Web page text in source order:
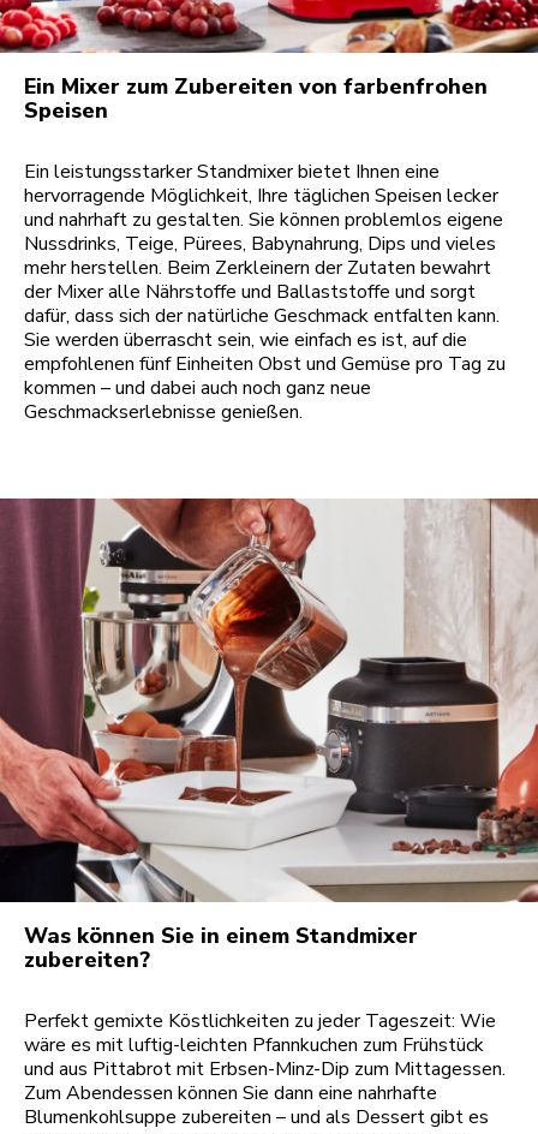
Ein Mixer zum Zubereiten von farbenfrohen
Speisen
Ein leistungsstarker Standmixer bietet Ihnen eine
hervorragende Möglichkeit, Ihre täglichen Speisen lecker
und nahrhaft zu gestalten. Sie können problemlos eigene
Nussdrinks, Teige, Pürees, Babynahrung, Dips und vieles
mehr herstellen. Beim Zerkleinern der Zutaten bewahrt
der Mixer alle Nährstoffe und Ballaststoffe und sorgt
dafür, dass sich der natürliche Geschmack entfalten kann.
Sie werden überrascht sein, wie einfach es ist, auf die
empfohlenen fünf Einheiten Obst und Gemüse pro Tag zu
kommen – und dabei auch noch ganz neue
Geschmackserlebnisse genießen.
Was können Sie in einem Standmixer
zubereiten?
Perfekt gemixte Köstlichkeiten zu jeder Tageszeit: Wie
wäre es mit luftig-leichten Pfannkuchen zum Frühstück
und aus Pittabrot mit Erbsen-Minz-Dip zum Mittagessen.
Zum Abendessen können Sie dann eine nahrhafte
Blumenkohlsuppe zubereiten – und als Dessert gibt es